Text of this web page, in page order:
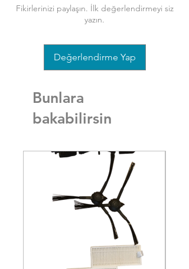
Fikirlerinizi paylaşın. İlk değerlendirmeyi siz
yazın.
Değerlendirme Yap
Bunlara
bakabilirsin